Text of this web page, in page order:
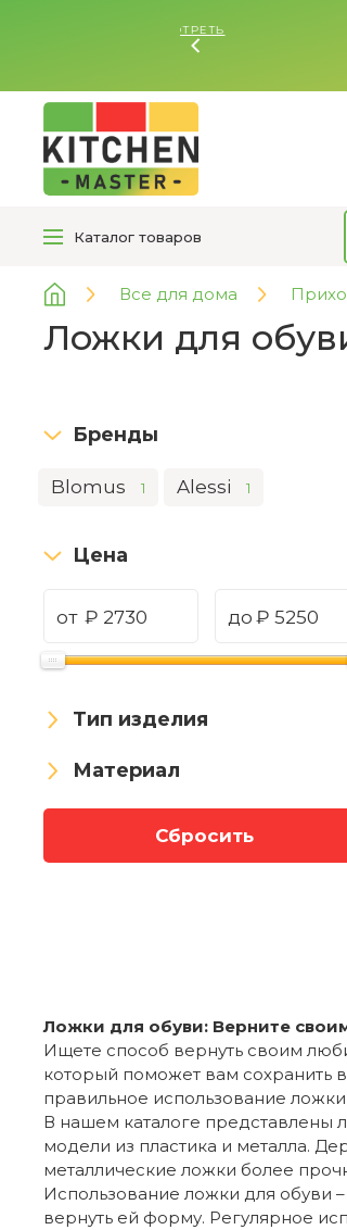
Каталог товаров
Все для дома
Ложки для
Бренды
Blomus 1 Alessi 1
Цена
от ₽ до ₽
Тип изделия
Материал
Сбросить
Ложки для обуви: Верните
Ищете способ вернуть своим
который поможет вам сохранить
правильное использование
В нашем каталоге представлены
модели из пластика и металла.
металлические ложки более
Использование ложки для обуви
вернуть ей форму. Регулярное